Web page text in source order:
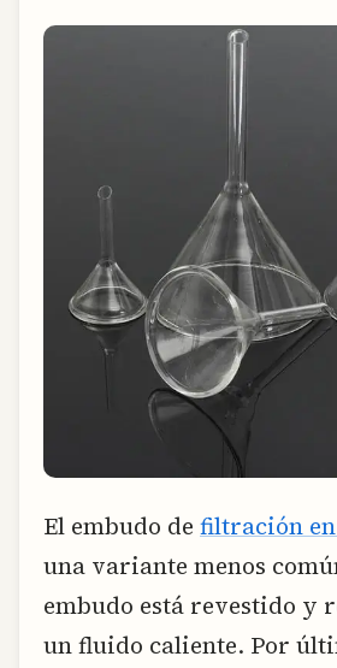
El embudo de filtración
una variante menos
embudo está revestido y
un fluido caliente. Por